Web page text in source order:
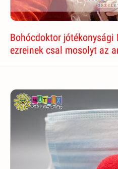
Bohócdoktor jótékonysági
ezreinek csal mosolyt az